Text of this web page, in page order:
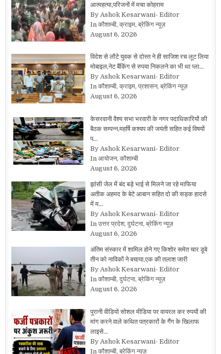
आत्महत्या,परिजनों में मचा कोहराम
By Ashok Kesarwani- Editor
In कौशाम्बी, क्राइम, ब्रेकिंग न्यूज़
August 6, 2026
विदेश से लौटे युवक से दोस्त ने ही साजिश रच लूट लिया
मोबाइल,नेट बैंकिंग से रुपया निकलने का भी था प्ला…
By Ashok Kesarwani- Editor
In कौशाम्बी, क्राइम, प्रशासन, ब्रेकिंग न्यूज़
August 6, 2026
केसरवानी वैश्य सभा भरवारी के नगर पदाधिकारियों की
बैठक सम्पन्न,महर्षि कश्यप की जयंती सहित कई विषयों
प…
By Ashok Kesarwani- Editor
In आयोजन, कौशाम्बी
August 6, 2026
झांसी जेल में बंद बड़े भाई से मिलने जा रहे माफिया
अतीक अहमद के बेटे आबान सहित दो की सड़क हादसे
में म…
By Ashok Kesarwani- Editor
In उत्तर प्रदेश, दुर्घटना, ब्रेकिंग न्यूज़
August 6, 2026
अंतिम संस्कार में शामिल होने गए किशोर समेत चार डूबे
तीन को नाविकों ने बचाया,एक की तलाश जारी
By Ashok Kesarwani- Editor
In कौशाम्बी, दुर्घटना, ब्रेकिंग न्यूज़
August 6, 2026
पुरानी वीडियो सोशल मीडिया पर वायरल कर रुपयों की
मांग करने वाले कथित पत्रकारों के गैंग के खिलाफ
लाइसे…
By Ashok Kesarwani- Editor
In कौशाम्बी, ब्रेकिंग न्यूज़